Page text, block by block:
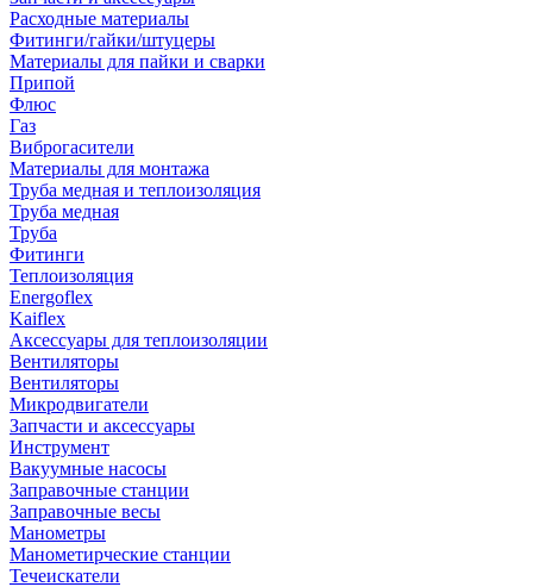
Расходные материалы
Фитинги/гайки/штуцеры
Материалы для пайки и сварки
Припой
Флюс
Газ
Виброгасители
Материалы для монтажа
Труба медная и теплоизоляция
Труба медная
Труба
Фитинги
Теплоизоляция
Energoflex
Kaiflex
Аксессуары для теплоизоляции
Вентиляторы
Вентиляторы
Микродвигатели
Запчасти и аксессуары
Инструмент
Вакуумные насосы
Заправочные станции
Заправочные весы
Манометры
Манометирческие станции
Течеискатели